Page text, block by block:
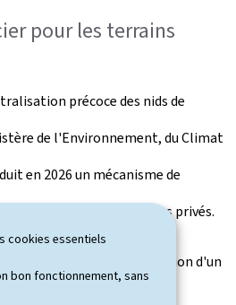
cookies essentiels
bon fonctionnement, sans
pour les terrains
précoce des nids de
de l'Environnement, du Climat
en 2026 un mécanisme de
propriétaires de terrains privés.
des frais liés à l'intervention d'un
destruction des nids: